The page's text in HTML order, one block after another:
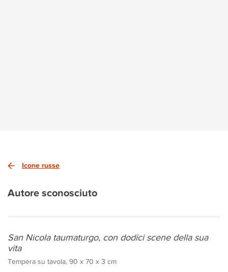
Icone russe
Autore sconosciuto
San Nicola taumaturgo, con dodici scene della sua
vita
Tempera su tavola, 90 x 70 x 3 cm